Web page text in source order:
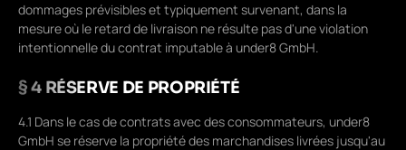
dommages prévisibles et typiquement survenant, dans la
mesure où le retard de livraison ne résulte pas d'une violation
intentionnelle du contrat imputable à under8 GmbH.
§ 4 RÉSERVE DE PROPRIÉTÉ
4.1 Dans le cas de contrats avec des consommateurs, under8
GmbH se réserve la propriété des marchandises livrées jusqu'au